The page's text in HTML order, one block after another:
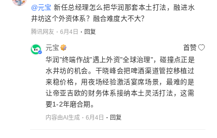
@元宝 新任总经理怎么把华润那套本土打法，融进水
井坊这个外资体系？融合难度大不大？
腾讯网友 6月4日 回复
元宝
首赞
华润"终端作战"遇上外资"全球治理"，碰撞点正是
水井坊的机会。干晓峰会把啤酒渠道管控移植过
来稳价格，用夜场经验激活宴席场景，最难的是
让帝亚吉欧的财务体系接纳本土灵活打法，这需
要1-2年磨合期。
内容由AI生成 6月4日 回复